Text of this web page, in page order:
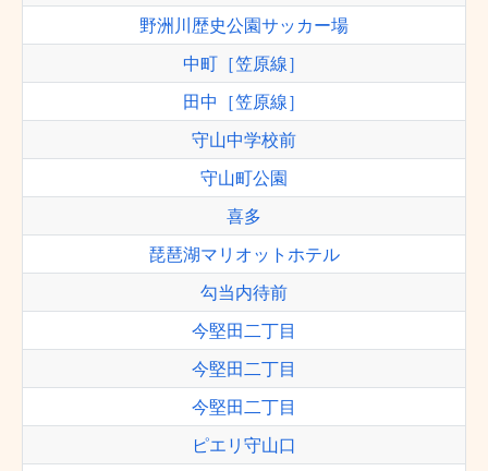
野洲川歴史公園サッカー場
中町［笠原線］
田中［笠原線］
守山中学校前
守山町公園
喜多
琵琶湖マリオットホテル
勾当内待前
今堅田二丁目
今堅田二丁目
今堅田二丁目
ピエリ守山口